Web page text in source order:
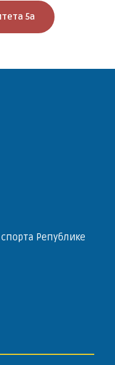
5а
Републике